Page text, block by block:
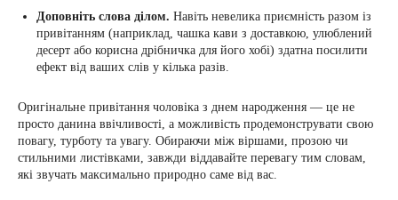
Доповніть слова ділом. Навіть невелика приємність разом із
привітанням (наприклад, чашка кави з доставкою, улюблений
десерт або корисна дрібничка для його хобі) здатна посилити
ефект від ваших слів у кілька разів.
Оригінальне привітання чоловіка з днем народження — це не
просто данина ввічливості, а можливість продемонструвати свою
повагу, турботу та увагу. Обираючи між віршами, прозою чи
стильними листівками, завжди віддавайте перевагу тим словам,
які звучать максимально природно саме від вас.